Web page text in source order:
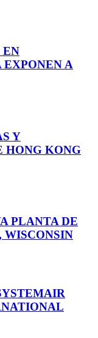
A
Y
HONG KONG
PLANTA DE